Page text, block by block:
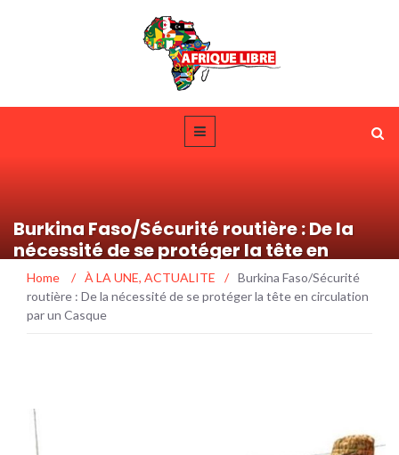
Burkina Faso/Sécurité routière : De la
nécessité de se protéger la tête en
circulation par un Casque
Home / À LA UNE, ACTUALITE / Burkina Faso/Sécurité
routière : De la nécessité de se protéger la tête en circulation
par un Casque